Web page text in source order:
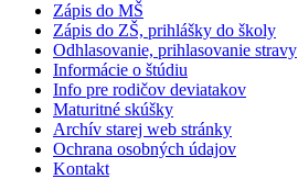
Zápis do MŠ
Zápis do ZŠ, prihlášky do školy
Odhlasovanie, prihlasovanie stravy
Informácie o štúdiu
Info pre rodičov deviatakov
Maturitné skúšky
Archív starej web stránky
Ochrana osobných údajov
Kontakt